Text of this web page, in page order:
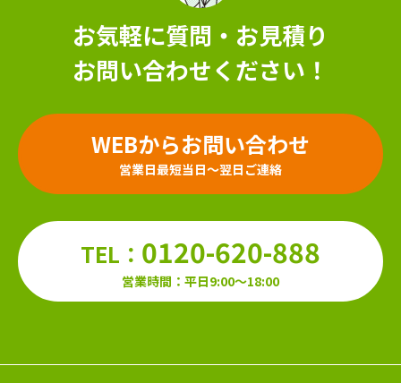
お気軽に質問・お見積り
お問い合わせください！
WEBからお問い合わせ
営業日最短当日～翌日ご連絡
TEL： 0120-620-888
営業時間：平日9:00～18:00